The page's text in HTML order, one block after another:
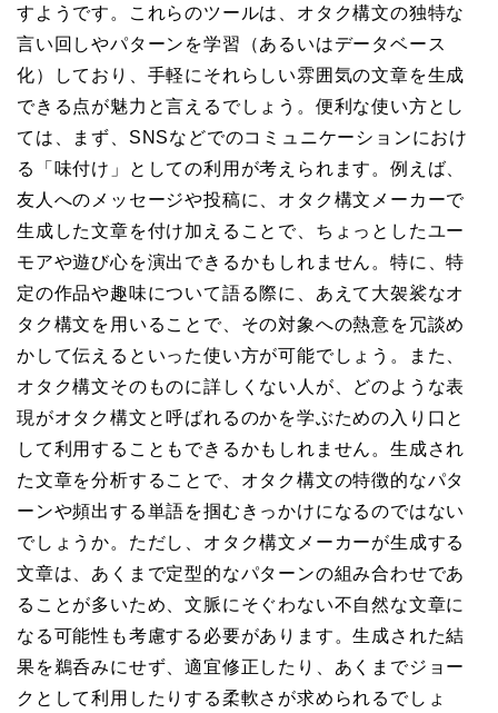
すようです。これらのツールは、オタク構文の独特な
言い回しやパターンを学習（あるいはデータベース
化）しており、手軽にそれらしい雰囲気の文章を生成
できる点が魅力と言えるでしょう。便利な使い方とし
ては、まず、SNSなどでのコミュニケーションにおけ
る「味付け」としての利用が考えられます。例えば、
友人へのメッセージや投稿に、オタク構文メーカーで
生成した文章を付け加えることで、ちょっとしたユー
モアや遊び心を演出できるかもしれません。特に、特
定の作品や趣味について語る際に、あえて大袈裟なオ
タク構文を用いることで、その対象への熱意を冗談め
かして伝えるといった使い方が可能でしょう。また、
オタク構文そのものに詳しくない人が、どのような表
現がオタク構文と呼ばれるのかを学ぶための入り口と
して利用することもできるかもしれません。生成され
た文章を分析することで、オタク構文の特徴的なパタ
ーンや頻出する単語を掴むきっかけになるのではない
でしょうか。ただし、オタク構文メーカーが生成する
文章は、あくまで定型的なパターンの組み合わせであ
ることが多いため、文脈にそぐわない不自然な文章に
なる可能性も考慮する必要があります。生成された結
果を鵜呑みにせず、適宜修正したり、あくまでジョー
クとして利用したりする柔軟さが求められるでしょ